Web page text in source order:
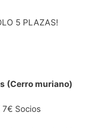
5 PLAZAS!
(Cerro muriano)
Socios